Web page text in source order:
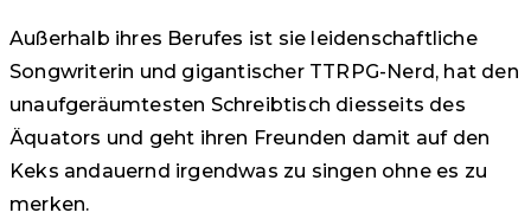
Außerhalb ihres Berufes ist sie leidenschaftliche
Songwriterin und gigantischer TTRPG-Nerd, hat den
unaufgeräumtesten Schreibtisch diesseits des
Äquators und geht ihren Freunden damit auf den
Keks andauernd irgendwas zu singen ohne es zu
merken.